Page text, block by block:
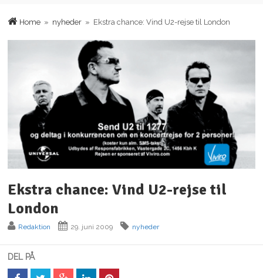
Home » nyheder » Ekstra chance: Vind U2-rejse til London
Ekstra chance: Vind U2-rejse til
London
Redaktion 29. juni 2009 nyheder
DEL PÅ